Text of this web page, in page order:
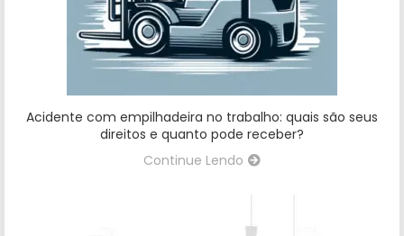
Acidente com empilhadeira no trabalho: quais são seus
direitos e quanto pode receber?
Continue Lendo